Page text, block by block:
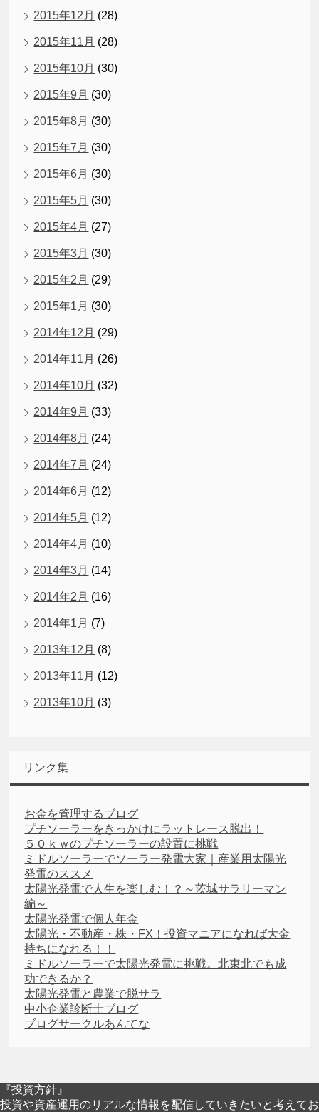
2015年12月 (28)
2015年11月 (28)
2015年10月 (30)
2015年9月 (30)
2015年8月 (30)
2015年7月 (30)
2015年6月 (30)
2015年5月 (30)
2015年4月 (27)
2015年3月 (30)
2015年2月 (29)
2015年1月 (30)
2014年12月 (29)
2014年11月 (26)
2014年10月 (32)
2014年9月 (33)
2014年8月 (24)
2014年7月 (24)
2014年6月 (12)
2014年5月 (12)
2014年4月 (10)
2014年3月 (14)
2014年2月 (16)
2014年1月 (7)
2013年12月 (8)
2013年11月 (12)
2013年10月 (3)
リンク集
お金を管理するブログ
プチソーラーをきっかけにラットレース脱出！
５０ｋｗのプチソーラーの設置に挑戦
ミドルソーラーでソーラー発電大家｜産業用太陽光
発電のススメ
太陽光発電で人生を楽しむ！？～茨城サラリーマン
編～
太陽光発電で個人年金
太陽光・不動産・株・FX！投資マニアになれば大金
持ちになれる！！
ミドルソーラーで太陽光発電に挑戦。北東北でも成
功できるか？
太陽光発電と農業で脱サラ
中小企業診断士ブログ
ブログサークルあんてな
『投資方針』
投資や資産運用のリアルな情報を配信していきたいと考えてお